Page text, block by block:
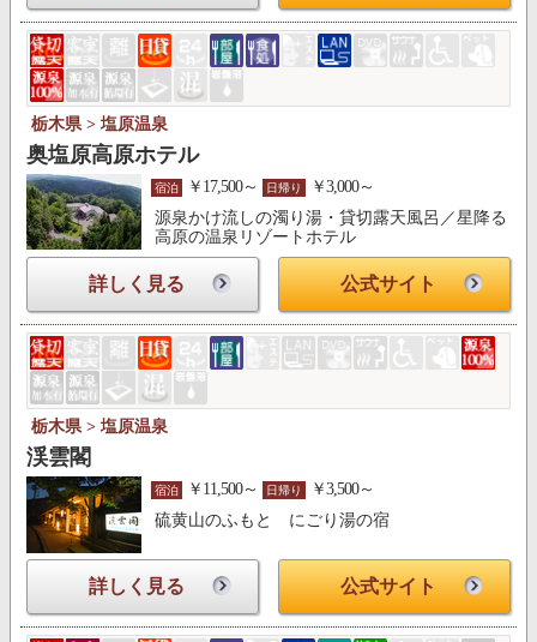
栃木県 > 塩原温泉
奥塩原高原ホテル
宿泊 ￥17,500～ 日帰り
￥3,000～
源泉かけ流しの濁り湯・貸切露天風呂／星降る
高原の温泉リゾートホテル
詳しく見る 公式サイト
栃木県 > 塩原温泉
渓雲閣
宿泊 ￥11,500～ 日帰り
￥3,500～
硫黄山のふもと にごり湯の宿
詳しく見る 公式サイト